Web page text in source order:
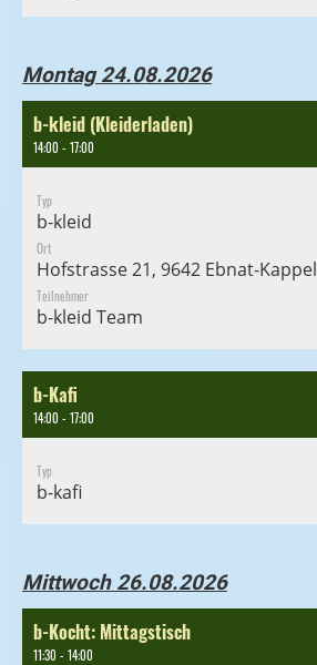
Montag 24.08.2026
b-kleid (Kleiderladen)
14:00 - 17:00
Typ
b-kleid
Ort
Hofstrasse 21, 9642 Ebnat-Kappel
Teilnehmer
b-kleid Team
b-Kafi
14:00 - 17:00
Typ
b-kafi
Mittwoch 26.08.2026
b-Kocht: Mittagstisch
11:30 - 14:00